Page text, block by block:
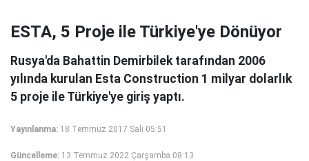
ESTA, 5 Proje ile Türkiye'ye Dönüyor
Rusya'da Bahattin Demirbilek tarafından 2006
yılında kurulan Esta Construction 1 milyar dolarlık
5 proje ile Türkiye'ye giriş yaptı.
Yayınlanma: 18 Temmuz 2017 Salı 05:51
Güncelleme: 13 Temmuz 2022 Çarşamba 08:13